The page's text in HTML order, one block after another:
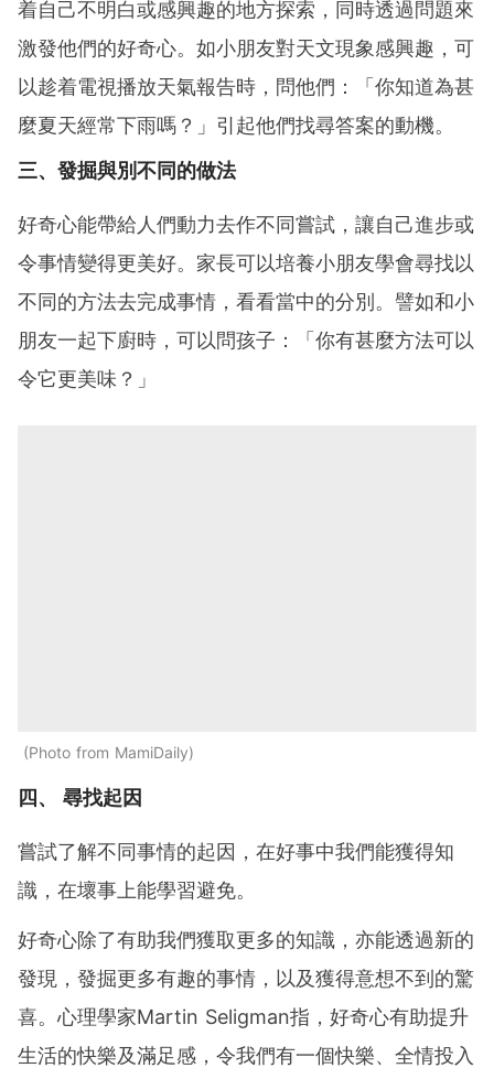
着自己不明白或感興趣的地方探索，同時透過問題來
激發他們的好奇心。如小朋友對天文現象感興趣，可
以趁着電視播放天氣報告時，問他們：「你知道為甚
麼夏天經常下雨嗎？」引起他們找尋答案的動機。
三、發掘與別不同的做法
好奇心能帶給人們動力去作不同嘗試，讓自己進步或
令事情變得更美好。家長可以培養小朋友學會尋找以
不同的方法去完成事情，看看當中的分別。譬如和小
朋友一起下廚時，可以問孩子：「你有甚麼方法可以
令它更美味？」
Photo from MamiDaily
四、 尋找起因
嘗試了解不同事情的起因，在好事中我們能獲得知
識，在壞事上能學習避免。
好奇心除了有助我們獲取更多的知識，亦能透過新的
發現，發掘更多有趣的事情，以及獲得意想不到的驚
喜。心理學家Martin Seligman指，好奇心有助提升
生活的快樂及滿足感，令我們有一個快樂、全情投入